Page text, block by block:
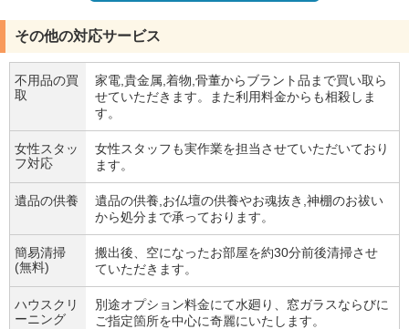
その他の対応サービス
不用品の買
取
家電,貴金属,着物,骨董からブラント品まで買い取ら
せていただきます。また利用料金からも相殺しま
す。
女性スタッ
フ対応
女性スタッフも実作業を担当させていただいており
ます。
遺品の供養
遺品の供養,お仏壇の供養やお魂抜き,神棚のお祓い
から処分まで承っております。
簡易清掃
(無料)
搬出後、空になったお部屋を約30分前後清掃させ
ていただきます。
ハウスクリ
ーニング
別途オプション料金にて水廻り、窓ガラスならびに
ご指定箇所を中心に奇麗にいたします。